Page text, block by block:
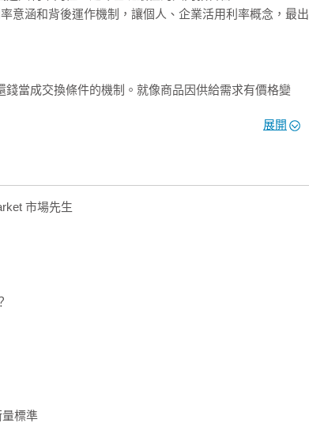
意涵和背後運作機制，讓個人、企業活用利率概念，最出
當成交換條件的機制。就像商品因供給需求有價格變
更即時且不用耗時調整，所以是掌握未來趨勢的最佳線
。
利率讓經濟降溫。相對的，若景氣衰退，央行透過下調
資？
定利率較有利，且只要借款金額低於存款金額就能獲
法
展開